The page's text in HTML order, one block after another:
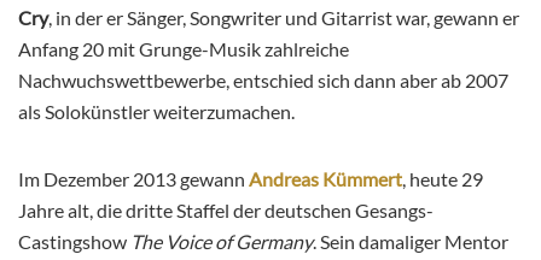
Cry, in der er Sänger, Songwriter und Gitarrist war, gewann er
Anfang 20 mit Grunge-Musik zahlreiche
Nachwuchswettbewerbe, entschied sich dann aber ab 2007
als Solokünstler weiterzumachen.
Im Dezember 2013 gewann Andreas Kümmert, heute 29
Jahre alt, die dritte Staffel der deutschen Gesangs-
Castingshow The Voice of Germany. Sein damaliger Mentor